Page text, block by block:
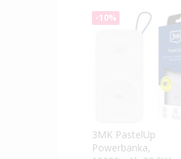
-10%
3MK PastelUp
Powerbanka,